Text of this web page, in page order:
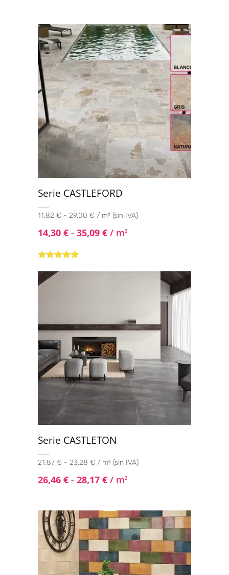
Serie CASTLEFORD
11,82 € - 29,00 € / m² (sin IVA)
14,30 € - 35,09 € / m2
5.00de 5
Serie CASTLETON
21,87 € - 23,28 € / m² (sin IVA)
26,46 € - 28,17 € / m2